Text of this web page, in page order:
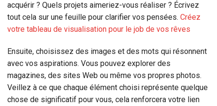
acquérir ? Quels projets aimeriez-vous réaliser ? Écrivez
tout cela sur une feuille pour clarifier vos pensées. Créez
votre tableau de visualisation pour le job de vos rêves
Ensuite, choisissez des images et des mots qui résonnent
avec vos aspirations. Vous pouvez explorer des
magazines, des sites Web ou même vos propres photos.
Veillez à ce que chaque élément choisi représente quelque
chose de significatif pour vous, cela renforcera votre lien